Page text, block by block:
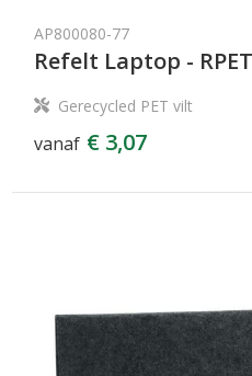
AP800080-77
Refelt Laptop -
Gerecycled PET vilt
vanaf € 3,07